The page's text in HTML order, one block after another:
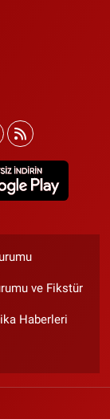
ve Fikstür
Haberleri